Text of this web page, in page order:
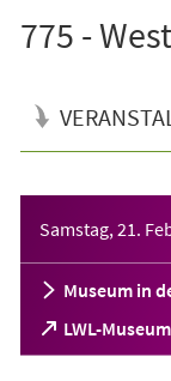
775 -
Samstag, 21.
Museum in
LWL-
(Öffnet
in